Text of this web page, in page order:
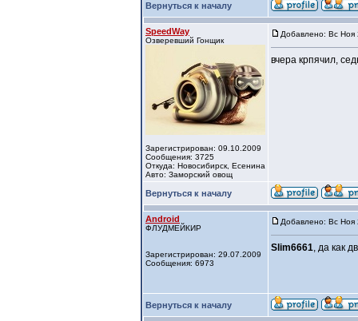
Вернуться к началу
SpeedWay
Озверевший Гонщик
Зарегистрирован: 09.10.2009
Сообщения: 3725
Откуда: Новосибирск, Есенина
Авто: Заморский овощ
Добавлено: Вс Ноя
вчера крпячил,
Вернуться к началу
Android
ФЛУДМЕЙКИР
Зарегистрирован: 29.07.2009
Сообщения: 6973
Добавлено: Вс Ноя
Slim6661, да как
Вернуться к началу